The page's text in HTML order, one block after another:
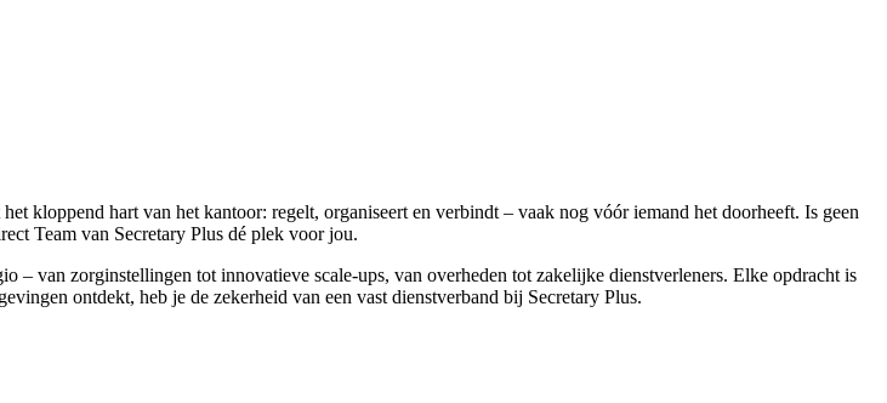
kloppend hart van het kantoor: regelt, organiseert en verbindt – vaak nog vóór iemand het doorheeft. Is geen
Team van Secretary Plus dé plek voor jou.
van zorginstellingen tot innovatieve scale-ups, van overheden tot zakelijke dienstverleners. Elke opdracht is
ontdekt, heb je de zekerheid van een vast dienstverband bij Secretary Plus.